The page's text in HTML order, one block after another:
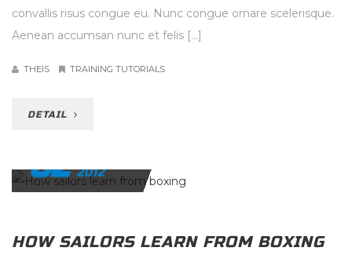
convallis risus congue eu. Nunc congue ornare scelerisque.
Aenean accumsan nunc et felis […]
THEIS TRAINING TUTORIALS
DETAIL
02 2012
HOW SAILORS LEARN FROM BOXING